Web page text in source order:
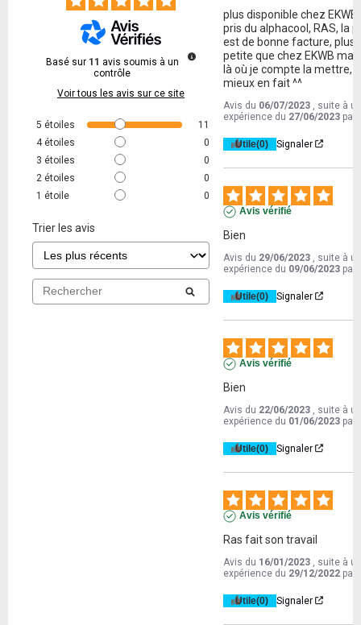
Basé sur 11 avis soumis à un
contrôle
Voir tous les avis sur ce site
5 étoiles
11
4 étoiles
0
3 étoiles
0
2 étoiles
0
1 étoile 0
Trier les avis
plus disponible chez
pris du alphacool, RAS, la
est de bonne facture, plus
petite que chez EKWB
là où je compte la mettre,
mieux en fait ^^
Avis du 06/07/2023
, suite à
expérience du 27/06/2023 par
Utile(0) Signaler
Avis vérifié
Bien
Avis du 29/06/2023
, suite à
expérience du 09/06/2023 par
Utile(0) Signaler
Avis vérifié
Bien
Avis du 22/06/2023
, suite à
expérience du 01/06/2023 par
Utile(0) Signaler
Avis vérifié
Ras fait son travail
Avis du 16/01/2023
, suite à
expérience du 29/12/2022 par
Utile(0) Signaler